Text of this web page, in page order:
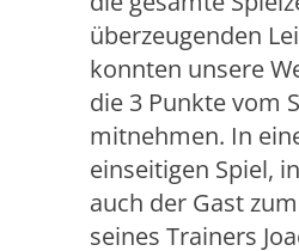
überzeugenden
konnten unsere
die 3 Punkte vom
mitnehmen. In
einseitigen Spiel,
auch der Gast
seines Trainers